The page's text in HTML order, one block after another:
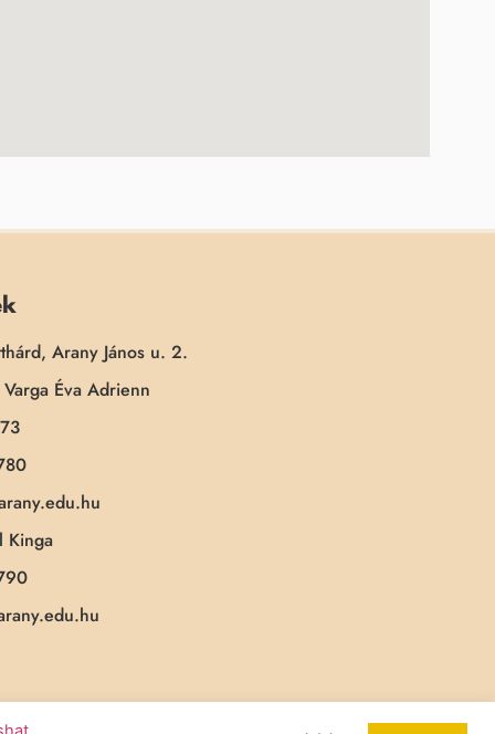
Arany János u. 2.
Varga Éva Adrienn
Kinga